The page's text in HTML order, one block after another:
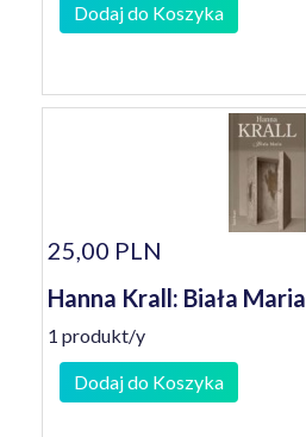
Dodaj do Koszyka
25,00 PLN
Hanna Krall: Biała Maria
1 produkt/y
Dodaj do Koszyka